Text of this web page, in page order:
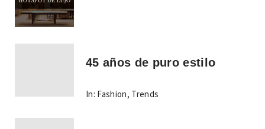
45 años de puro estilo
In: Fashion, Trends